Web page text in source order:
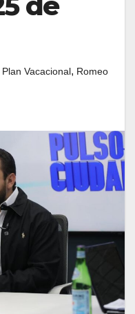
Plan Vacacional, Romeo